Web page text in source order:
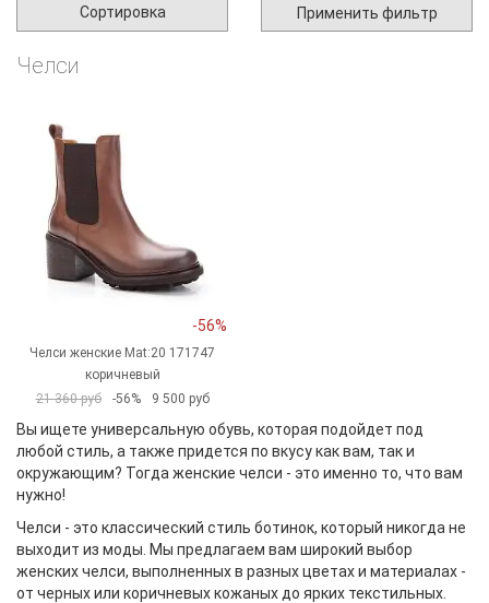
Сортировка Применить фильтр
Челси
-56%
Челси женские Mat:20 171747
коричневый
21 360 руб
-56% 9 500 руб
Вы ищете универсальную обувь, которая подойдет под
любой стиль, а также придется по вкусу как вам, так и
окружающим? Тогда женские челси - это именно то, что вам
нужно!
Челси - это классический стиль ботинок, который никогда не
выходит из моды. Мы предлагаем вам широкий выбор
женских челси, выполненных в разных цветах и материалах -
от черных или коричневых кожаных до ярких текстильных.